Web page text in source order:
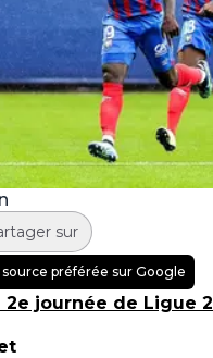
sur
préférée sur Google
2e journée de Ligue 2